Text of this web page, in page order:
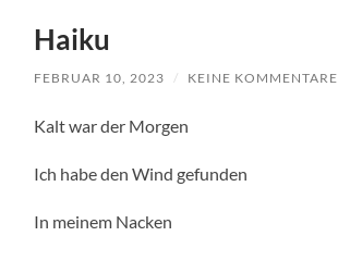
Haiku
FEBRUAR 10, 2023 / KEINE KOMMENTARE
Kalt war der Morgen
Ich habe den Wind gefunden
In meinem Nacken